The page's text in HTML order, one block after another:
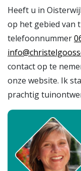
Heeft u in
op het gebied van
telefoonnummer
contact op te
onze website. Ik
prachtig